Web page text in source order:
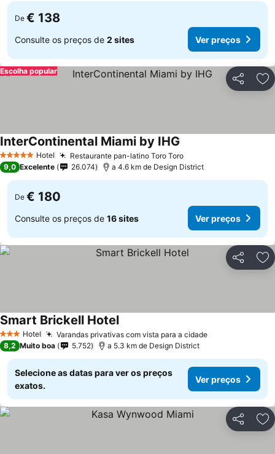
De € 138
Consulte os preços de 2 sites Ver preços
Partilhar
Escolha popular
5 Estrelas Hotel Restaurante pan-latino Toro Toro
InterContinental Miami by IHG
9,0 Excelente 26.074 a 4.6 km de Design District
De € 180
Consulte os preços de 16 sites Ver preços
Partilhar
3 EstrelasHotel Varandas privativas com vista para a cidade
Smart Brickell Hotel
8,2 Muito boa 5.752 a 5.3 km de Design District
Selecione as datas para ver os preços
exatos.
Ver preços
Partilhar